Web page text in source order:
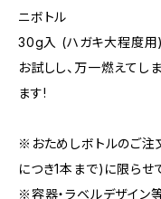
ニボトル
30g入 (ハガキ大程度用)
お試しし、万一燃えてし
ます!
※おためしボトルのご注
につき1本まで)に限らせ
※容器・ラベルデザイン